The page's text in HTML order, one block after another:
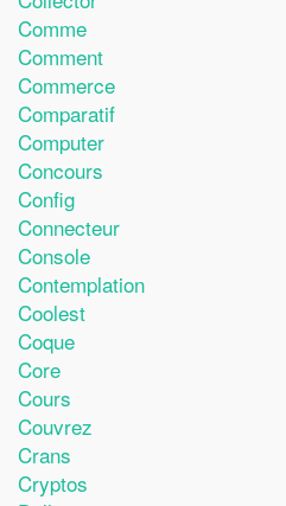
Comme
Comment
Commerce
Comparatif
Computer
Concours
Config
Connecteur
Console
Contemplation
Coolest
Coque
Core
Cours
Couvrez
Crans
Cryptos